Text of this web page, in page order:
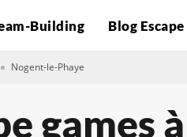
Building Blog
Nogent-le-Phaye
games